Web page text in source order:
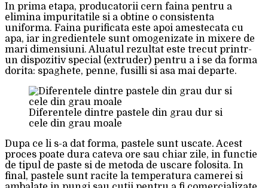
In prima etapa, producatorii cern faina pentru a
elimina impuritatile si a obtine o consistenta
uniforma. Faina purificata este apoi amestecata cu
apa, iar ingredientele sunt omogenizate in mixere de
mari dimensiuni. Aluatul rezultat este trecut printr-
un dispozitiv special (extruder) pentru a i se da forma
dorita: spaghete, penne, fusilli si asa mai departe.
Diferentele dintre pastele din grau dur si
cele din grau moale
Dupa ce li s-a dat forma, pastele sunt uscate. Acest
proces poate dura cateva ore sau chiar zile, in functie
de tipul de paste si de metoda de uscare folosita. In
final, pastele sunt racite la temperatura camerei si